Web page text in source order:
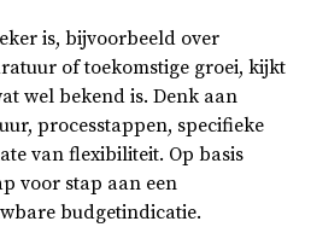
is, bijvoorbeeld over
of toekomstige groei, kijkt
wel bekend is. Denk aan
processtappen, specifieke
van flexibiliteit. Op basis
voor stap aan een
budgetindicatie.